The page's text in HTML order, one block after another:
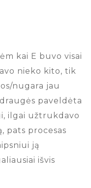
kai E buvo visai
nieko kito, tik
nugara jau
paveldėta
ilgai užtrukdavo
pats procesas
ją
išvis